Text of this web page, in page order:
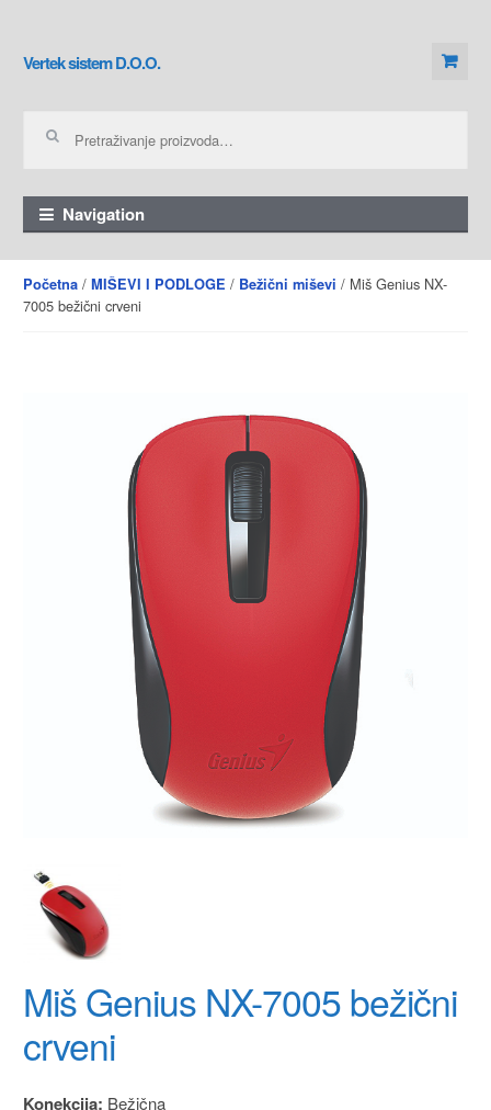
Skip to navigation
Skip to content
Vertek sistem D.O.O.
Navigation
Početna/ MIŠEVI I PODLOGE / Bežični miševi / Miš Genius NX-
7005 bežični crveni
Miš Genius NX-7005 bežični
crveni
Konekcija: Bežična